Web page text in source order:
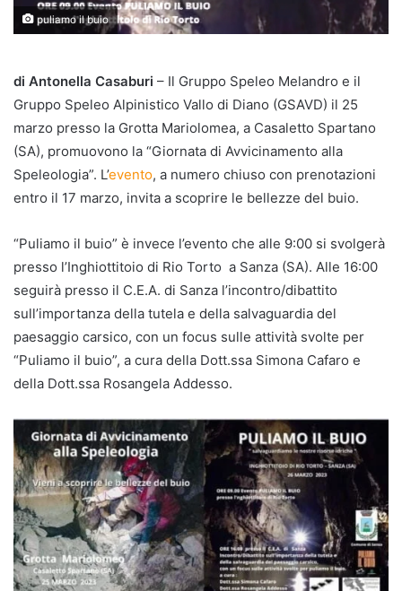
puliamo il buio
di Antonella Casaburi – Il Gruppo Speleo Melandro e il
Gruppo Speleo Alpinistico Vallo di Diano (GSAVD) il 25
marzo presso la Grotta Mariolomea, a Casaletto Spartano
(SA), promuovono la “Giornata di Avvicinamento alla
Speleologia”. L’evento, a numero chiuso con prenotazioni
entro il 17 marzo, invita a scoprire le bellezze del buio.
“Puliamo il buio” è invece l’evento che alle 9:00 si svolgerà
presso l’Inghiottitoio di Rio Torto a Sanza (SA). Alle 16:00
seguirà presso il C.E.A. di Sanza l’incontro/dibattito
sull’importanza della tutela e della salvaguardia del
paesaggio carsico, con un focus sulle attività svolte per
“Puliamo il buio”, a cura della Dott.ssa Simona Cafaro e
della Dott.ssa Rosangela Addesso.